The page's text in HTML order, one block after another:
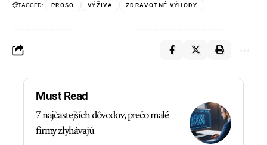
TAGGED: PROSO VÝŽIVA ZDRAVOTNÉ VÝHODY
Must Read
7 najčastejších dôvodov, prečo malé
firmy zlyhávajú